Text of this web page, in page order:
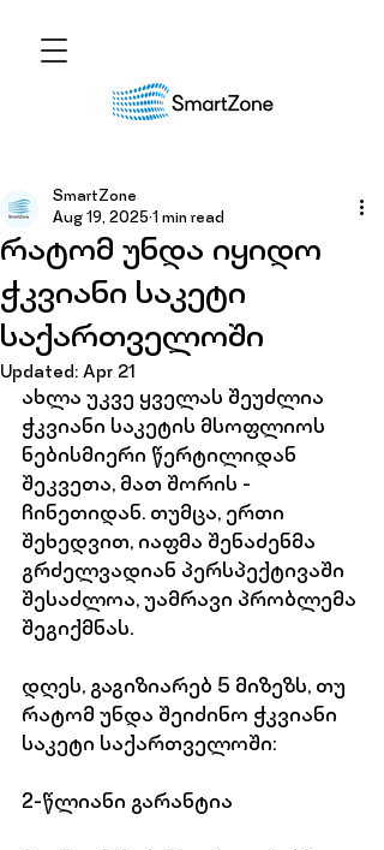
რატომ უნდა იყიდო
ჭკვიანი საკეტი
საქართველოში
SmartZone
Aug 19, 2025 1 min read
Updated: Apr 21
ახლა უკვე ყველას შეუძლია
ჭკვიანი საკეტის მსოფლიოს
ნებისმიერი წერტილიდან
შეკვეთა, მათ შორის -
ჩინეთიდან. თუმცა, ერთი
შეხედვით, იაფმა შენაძენმა
გრძელვადიან პერსპექტივაში
შესაძლოა, უამრავი პრობლემა
შეგიქმნას.
დღეს, გაგიზიარებ 5 მიზეზს, თუ
რატომ უნდა შეიძინო ჭკვიანი
საკეტი საქართველოში:
2-წლიანი გარანტია